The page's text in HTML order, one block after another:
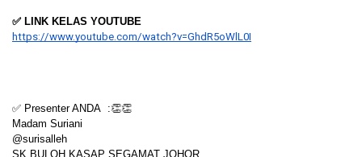
✅ LINK KELAS YOUTUBE
https://www.youtube.com/watch?v=GhdR5oWlL0I
✅ Presenter ANDA  :👏👏
Madam Suriani
@surisalleh
SK BULOH KASAP SEGAMAT JOHOR